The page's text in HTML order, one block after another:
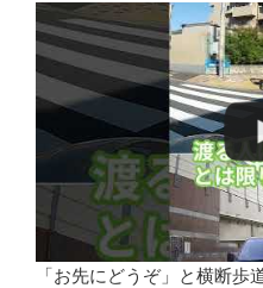
「お先にどうぞ」と横断歩